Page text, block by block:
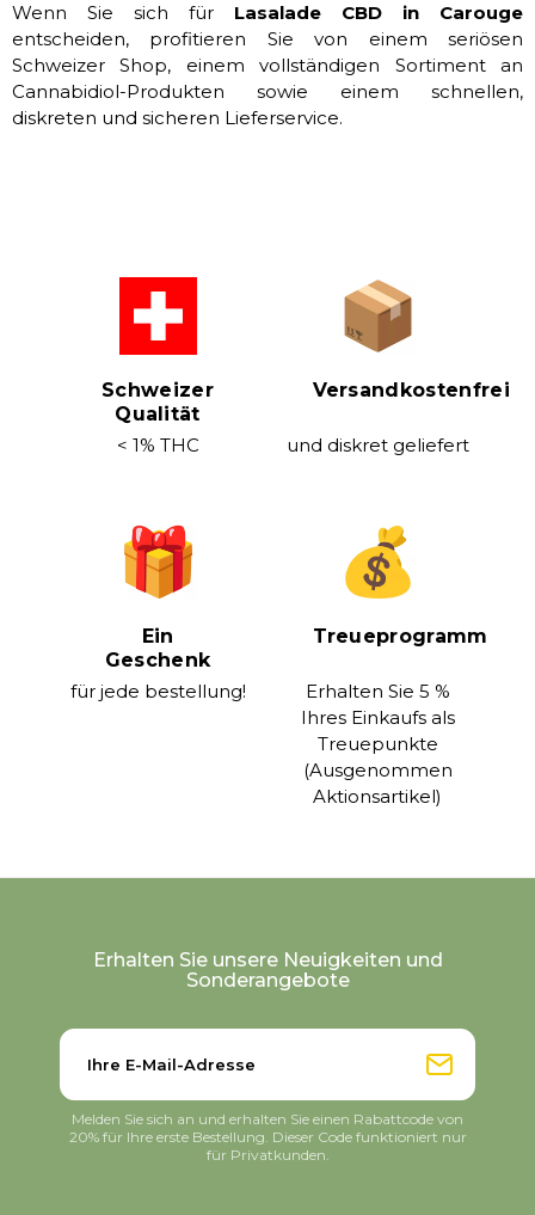
Wenn Sie sich für Lasalade CBD in Carouge
entscheiden, profitieren Sie von einem seriösen
Schweizer Shop, einem vollständigen Sortiment an
Cannabidiol-Produkten sowie einem schnellen,
diskreten und sicheren Lieferservice.
Schweizer
Qualität
< 1% THC
Versandkostenfrei
und diskret geliefert
Ein
Geschenk
für jede bestellung!
Treueprogramm
Erhalten Sie 5 %
Ihres Einkaufs als
Treuepunkte
(Ausgenommen
Aktionsartikel)
Erhalten Sie unsere Neuigkeiten und
Sonderangebote
Melden Sie sich an und erhalten Sie einen Rabattcode von
20% für Ihre erste Bestellung. Dieser Code funktioniert nur
für Privatkunden.